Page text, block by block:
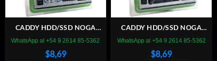
CADDY HDD/SSD NOGA
PARA NOTEBOOK SLOT CD
$8,69
WhatsApp al +54 9 2614 85-5362
CADDY HDD/SSD NOGA
PARA NOTEBOOK SLOT CD
$8,69
WhatsApp al +54 9 2614 85-5362